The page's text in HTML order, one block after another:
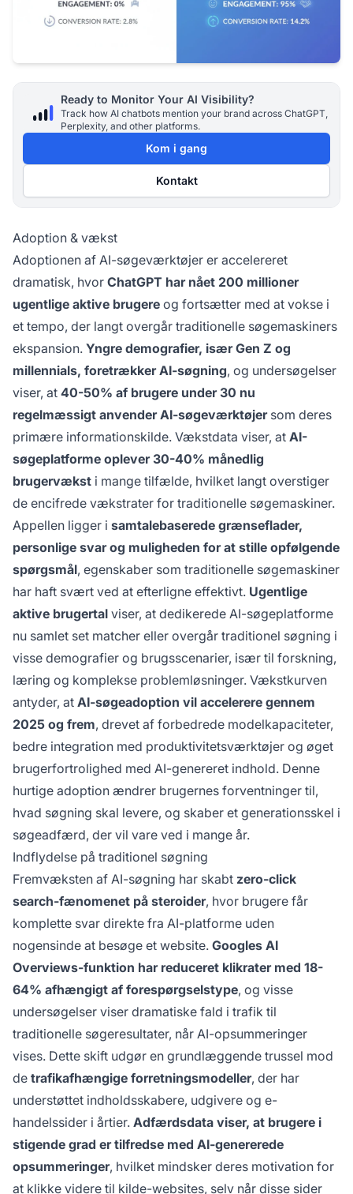
Ready to Monitor Your AI Visibility?
Track how AI chatbots mention your brand across ChatGPT,
Perplexity, and other platforms.
Kom i gang
Kontakt
Adoption & vækst
Adoptionen af AI-søgeværktøjer er accelereret
dramatisk, hvor ChatGPT har nået 200 millioner
ugentlige aktive brugere og fortsætter med at vokse i
et tempo, der langt overgår traditionelle søgemaskiners
ekspansion. Yngre demografier, især Gen Z og
millennials, foretrækker AI-søgning, og undersøgelser
viser, at 40-50% af brugere under 30 nu
regelmæssigt anvender AI-søgeværktøjersom deres
primære informationskilde. Vækstdata viser, at AI-
søgeplatforme oplever 30-40% månedlig
brugervækst i mange tilfælde, hvilket langt overstiger
de encifrede vækstrater for traditionelle søgemaskiner.
Appellen ligger i samtalebaserede grænseflader,
personlige svar og muligheden for at stille opfølgende
spørgsmål, egenskaber som traditionelle søgemaskiner
har haft svært ved at efterligne effektivt. Ugentlige
aktive brugertal viser, at dedikerede AI-søgeplatforme
nu samlet set matcher eller overgår traditionel søgning i
visse demografier og brugsscenarier, især til forskning,
læring og komplekse problemløsninger. Vækstkurven
antyder, at AI-søgeadoption vil accelerere gennem
2025 og frem, drevet af forbedrede modelkapaciteter,
bedre integration med produktivitetsværktøjer og øget
brugerfortrolighed med AI-genereret indhold. Denne
hurtige adoption ændrer brugernes forventninger til,
hvad søgning skal levere, og skaber et generationsskel i
søgeadfærd, der vil vare ved i mange år.
Indflydelse på traditionel søgning
Fremvæksten af AI-søgning har skabt zero-click
search-fænomenet på steroider, hvor brugere får
komplette svar direkte fra AI-platforme uden
nogensinde at besøge et website. Googles AI
Overviews-funktion har reduceret klikrater med 18-
64% afhængigt af forespørgselstype, og visse
undersøgelser viser dramatiske fald i trafik til
traditionelle søgeresultater, når AI-opsummeringer
vises. Dette skift udgør en grundlæggende trussel mod
de trafikafhængige forretningsmodeller, der har
understøttet indholdsskabere, udgivere og e-
handelssider i årtier. Adfærdsdata viser, at brugere i
stigende grad er tilfredse med AI-genererede
opsummeringer, hvilket mindsker deres motivation for
at klikke videre til kilde-websites, selv når disse sider